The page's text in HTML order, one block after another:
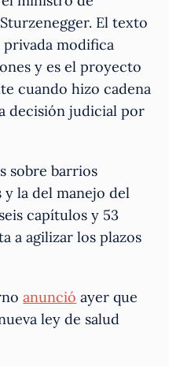
El texto
privada modifica
y es el proyecto
cuando hizo cadena
decisión judicial por
sobre barrios
la del manejo del
capítulos y 53
a agilizar los plazos
anunció ayer que
ley de salud